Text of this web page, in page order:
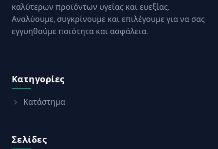
καλύτερων προϊόντων υγείας και ευεξίας.
Αναλύουμε, συγκρίνουμε και επιλέγουμε για να σας
εγγυηθούμε ποιότητα και ασφάλεια.
Κατηγορίες
Κατάστημα
Σελίδες